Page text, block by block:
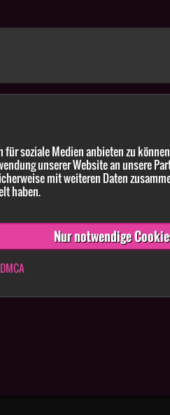
soziale Medien anbieten zu
unserer Website an unsere
mit weiteren Daten
haben.
Nur notwendige
DMCA
und vollständig sind. Wissentlich